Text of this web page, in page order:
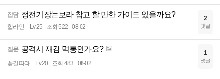
잡담 정전기장눈보라 참고 할 만한 가이드 있을까요?
힙라인 Lv.25 조회 522 08-02
2
댓글
질문 공격시 재감 먹통인가요?
꽃길따라 Lv.20 조회 483 08-02
1
댓글